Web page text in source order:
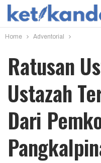
Home Adventorial
Ratusan
Ustazah
Dari